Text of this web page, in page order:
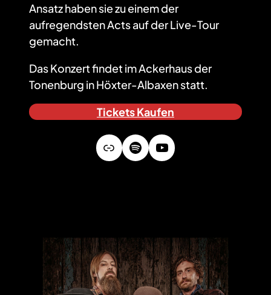
Ansatz haben sie zu einem der
aufregendsten Acts auf der Live-Tour
gemacht.
Das Konzert findet im Ackerhaus der
Tonenburg in Höxter-Albaxen statt.
Tickets Kaufen
Link Spotify YouTube